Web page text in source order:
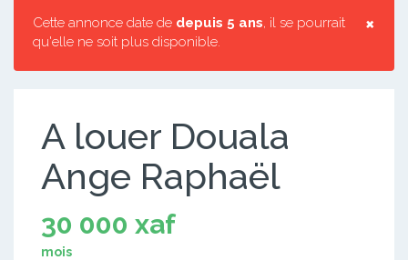
×
Cette annonce date de depuis 5 ans, il se pourrait
qu'elle ne soit plus disponible.
A louer Douala
Ange Raphaël
30 000 xaf
mois